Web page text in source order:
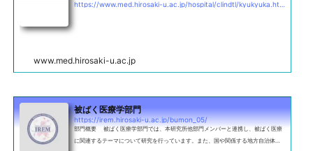
www.med.hirosaki-u.ac.jp
被ばく医療学部門
https://irem.hirosaki-u.ac.jp/bumon_05/
部門概要 被ばく医療学部門では、本研究所他部門メンバーと連携し、被ばく医療
に関連するテーマについて研究を行っています。また、国や関係する地方自治体及